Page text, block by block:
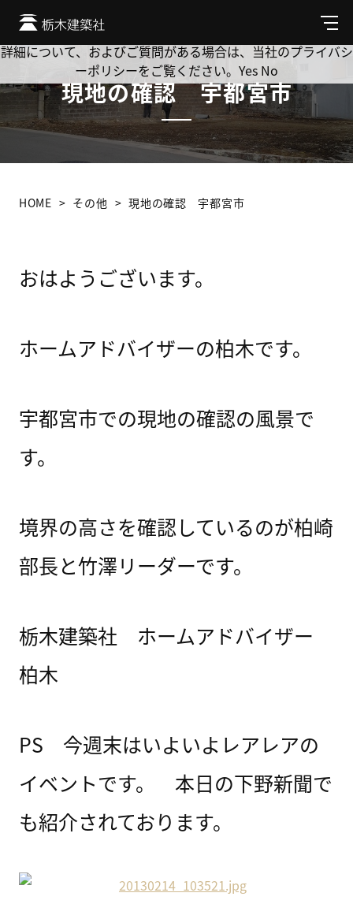
メ
ニ
ュ
現地の確認 宇都宮市
HOME その他 現地の確認 宇都宮市
おはようございます。
ホームアドバイザーの柏木です。
宇都宮市での現地の確認の風景で
す。
境界の高さを確認しているのが柏崎
部長と竹澤リーダーです。
栃木建築社 ホームアドバイザー
柏木
PS 今週末はいよいよレアレアの
イベントです。 本日の下野新聞で
も紹介されております。
Cookie を使用して、お客様の活動を追跡してもよろしいです
か? 当社ではお客様のプライバシーを極めて重視しています。
詳細について、およびご質問がある場合は、当社のプライバシ
ーポリシーをご覧ください。 Yes No